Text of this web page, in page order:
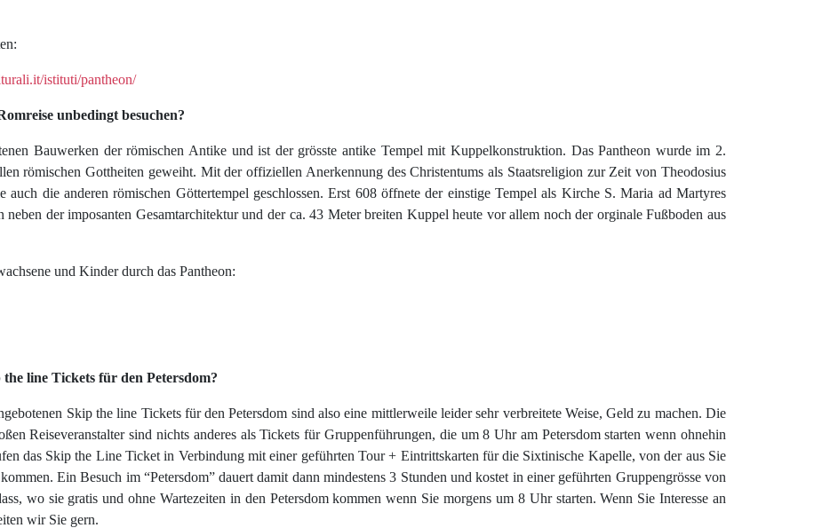
istituti/pantheon/
unbedingt besuchen?
Bauwerken der römischen Antike und ist der grösste antike Tempel mit Kuppelkonstruktion. Das Pantheon wurde im 2.
römischen Gottheiten geweiht. Mit der offiziellen Anerkennung des Christentums als Staatsreligion zur Zeit von Theodosius
die anderen römischen Göttertempel geschlossen. Erst 608 öffnete der einstige Tempel als Kirche S. Maria ad Martyres
der imposanten Gesamtarchitektur und der ca. 43 Meter breiten Kuppel heute vor allem noch der orginale Fußboden aus
und Kinder durch das Pantheon:
line Tickets für den Petersdom?
Skip the line Tickets für den Petersdom sind also eine mittlerweile leider sehr verbreitete Weise, Geld zu machen. Die
Reiseveranstalter sind nichts anderes als Tickets für Gruppenführungen, die um 8 Uhr am Petersdom starten wenn ohnehin
das Skip the Line Ticket in Verbindung mit einer geführten Tour + Eintrittskarten für die Sixtinische Kapelle, von der aus Sie
Ein Besuch im “Petersdom” dauert damit dann mindestens 3 Stunden und kostet in einer geführten Gruppengrösse von
wo sie gratis und ohne Wartezeiten in den Petersdom kommen wenn Sie morgens um 8 Uhr starten. Wenn Sie Interesse an
wir Sie gern.